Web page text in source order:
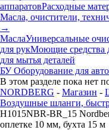
аппаратовРасходные
Масла, очистители,
→
МаслаУниверсальные
для рукМоющие средства
для мытья деталей
БУ Оборудование для
В этом разделе пока нет
NORDBERG - Магазин -
Воздушные шланги,
H1015NBR-BR_15
оплетке 10 мм, бухта 15 м